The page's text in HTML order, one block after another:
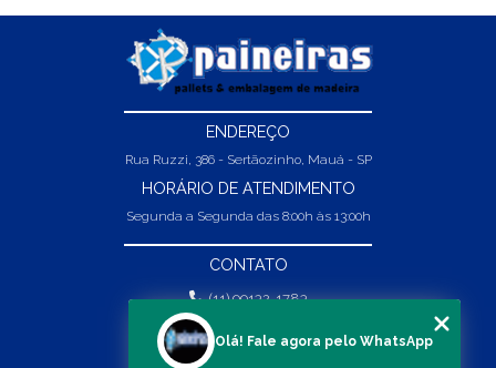
ENDEREÇO
Rua Ruzzi, 386 - Sertãozinho, Mauá - SP
HORÁRIO DE ATENDIMENTO
Segunda a Segunda das 8:00h às 13:00h
CONTATO
(11) 99132-1783
(11) 99132-1783
vendas@abpaineiras.com.br
Olá! Fale agora pelo WhatsApp